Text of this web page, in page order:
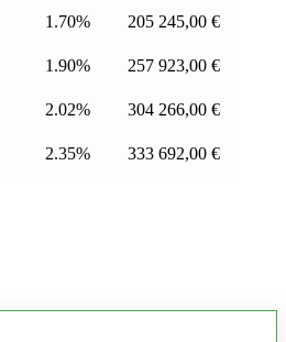
1.70%
205 245,00 €
1.90%
257 923,00 €
2.02%
304 266,00 €
2.35% 333 692,00 €